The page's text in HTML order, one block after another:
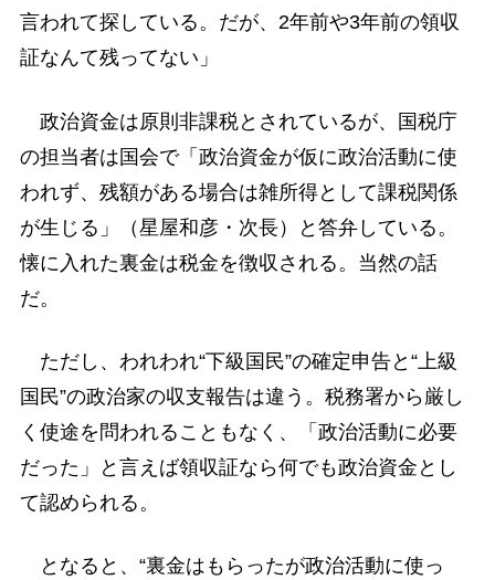
言われて探している。だが、2年前や3年前の領収
証なんて残ってない」
政治資金は原則非課税とされているが、国税庁
の担当者は国会で「政治資金が仮に政治活動に使
われず、残額がある場合は雑所得として課税関係
が生じる」（星屋和彦・次長）と答弁している。
懐に入れた裏金は税金を徴収される。当然の話
だ。
ただし、われわれ“下級国民”の確定申告と“上級
国民”の政治家の収支報告は違う。税務署から厳し
く使途を問われることもなく、「政治活動に必要
だった」と言えば領収証なら何でも政治資金とし
て認められる。
となると、“裏金はもらったが政治活動に使っ